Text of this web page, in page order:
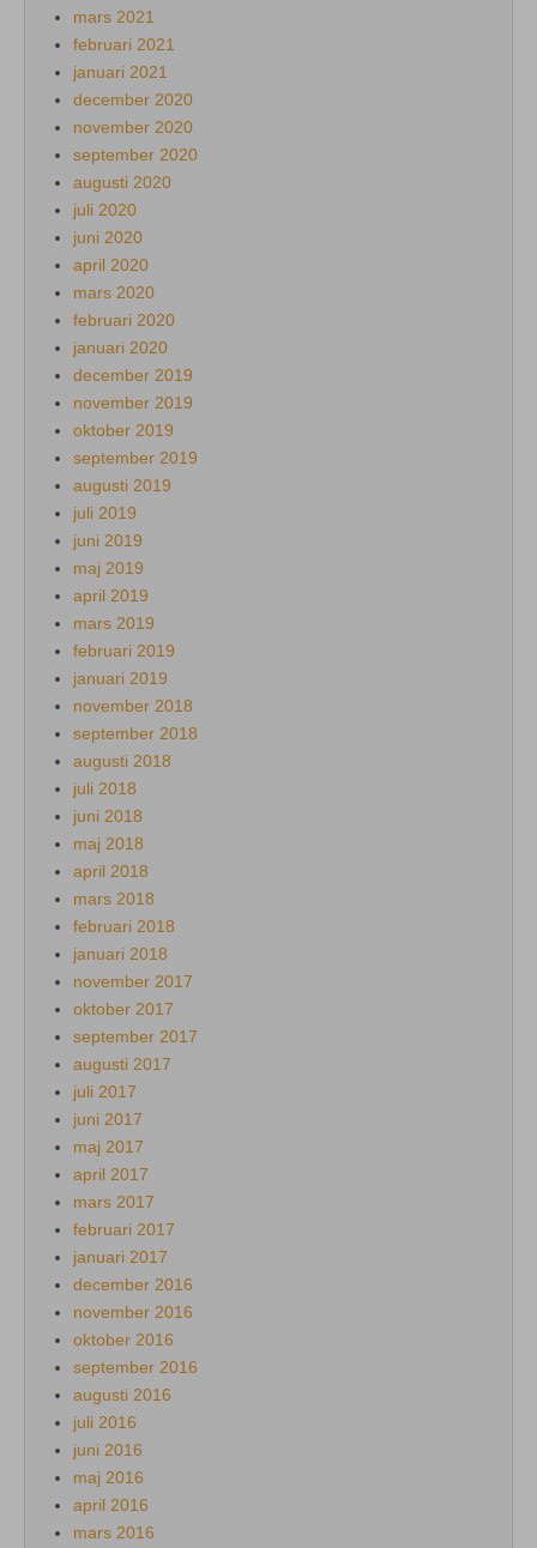
mars 2021
februari 2021
januari 2021
december 2020
november 2020
september 2020
augusti 2020
juli 2020
juni 2020
april 2020
mars 2020
februari 2020
januari 2020
december 2019
november 2019
oktober 2019
september 2019
augusti 2019
juli 2019
juni 2019
maj 2019
april 2019
mars 2019
februari 2019
januari 2019
november 2018
september 2018
augusti 2018
juli 2018
juni 2018
maj 2018
april 2018
mars 2018
februari 2018
januari 2018
november 2017
oktober 2017
september 2017
augusti 2017
juli 2017
juni 2017
maj 2017
april 2017
mars 2017
februari 2017
januari 2017
december 2016
november 2016
oktober 2016
september 2016
augusti 2016
juli 2016
juni 2016
maj 2016
april 2016
mars 2016